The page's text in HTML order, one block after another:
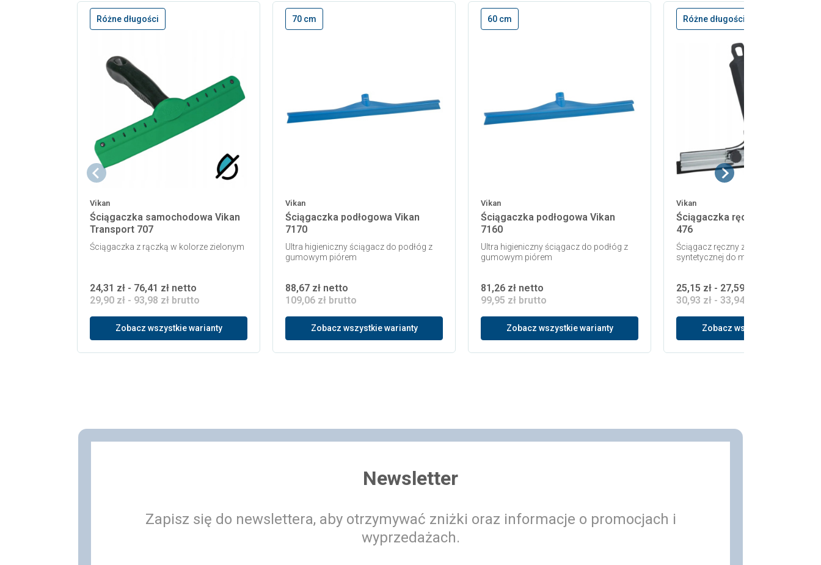
Różne długości
Vikan
Ściągaczka samochodowa Vikan
Transport 707
Ściągaczka z rączką w kolorze zielonym
24,31 zł - 76,41 zł netto
29,90 zł - 93,98 zł brutto
Zobacz wszystkie warianty
70 cm
Vikan
Ściągaczka podłogowa Vikan
7170
Ultra higieniczny ściągacz do podłóg z
gumowym piórem
88,67 zł netto
109,06 zł brutto
Zobacz wszystkie warianty
60 cm
Vikan
Ściągaczka podłogowa Vikan
7160
Ultra higieniczny ściągacz do podłóg z
gumowym piórem
81,26 zł netto
99,95 zł brutto
Zobacz wszystkie warianty
Różne długości
Vikan
Ściągaczka ręczna do szyb
476
Ściągacz ręczny z piórem z gumy
syntetycznej do mycia okien
25,15 zł - 27,59 zł netto
30,93 zł - 33,94 zł brutto
Zobacz wszystkie warianty
Newsletter
Zapisz się do newslettera, aby otrzymywać zniżki oraz informacje o promocjach i
wyprzedażach.